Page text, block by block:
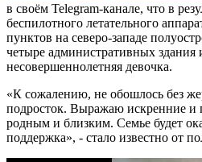
в своём Telegram-канале, что в
беспилотного летательного
пунктов на северо-западе
четыре административных здания
несовершеннолетняя девочка.
«К сожалению, не обошлось без
подросток. Выражаю искренние и
родным и близким. Семье будет
поддержка», - стало известно от